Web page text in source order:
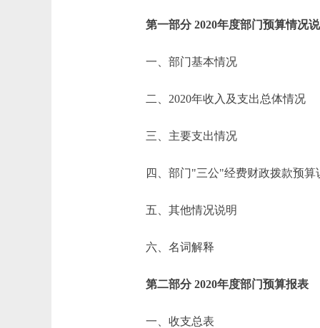
第一部分 2020年度部门预算情况说
一、部门基本情况
二、2020年收入及支出总体情况
三、主要支出情况
四、部门"三公"经费财政拨款预算
五、其他情况说明
六、名词解释
第二部分 2020年度部门预算报表
一、收支总表